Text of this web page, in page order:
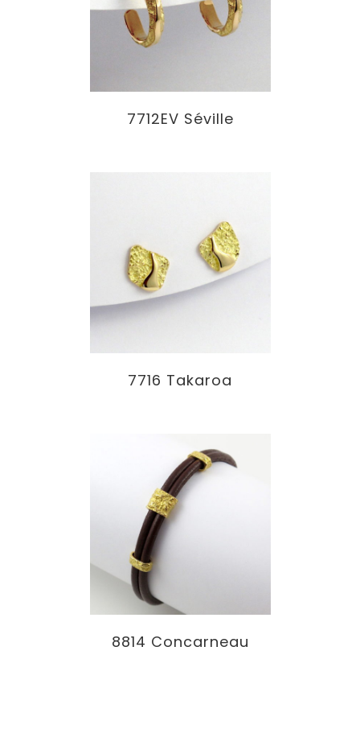
7712EV Séville
7716 Takaroa
8814 Concarneau